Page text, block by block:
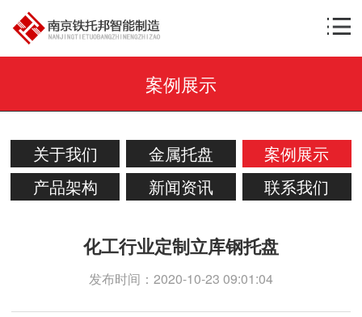
案例展示
关于我们 金属托盘
案例展示
产品架构
新闻资讯 联系我们
化工行业定制立库钢托盘
发布时间：2020-10-23 09:01:04